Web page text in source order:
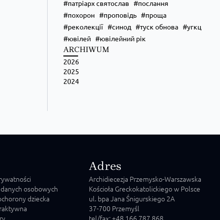
патріарх святослав
послання
похорон
проповідь
проща
реколекції
синод туск обнова
угкц
ювілей
ювілейний рік
ARCHIWUM
2026
2025
2024
osobowych
dziecka
Adres
Archidiecezja Przemysko-Warszawska
Kościoła Greckokatolickiego w Polsce
ul. bpa Jana Śnigurskiego 2A
37-700 Przemyśl